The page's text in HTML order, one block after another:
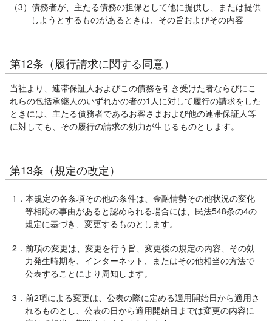
（3）債務者が、主たる債務の担保として他に提供し、または提供
しようとするものがあるときは、その旨およびその内容
第12条（履行請求に関する同意）
当社より、連帯保証人およびこの債務を引き受けた者ならびにこ
れらの包括承継人のいずれかの者の1人に対して履行の請求をした
ときには、主たる債務者であるお客さまおよび他の連帯保証人等
に対しても、その履行の請求の効力が生じるものとします。
第13条（規定の改定）
1．本規定の各条項その他の条件は、金融情勢その他状況の変化
等相応の事由があると認められる場合には、民法548条の4の
規定に基づき、変更するものとします。
2．前項の変更は、変更を行う旨、変更後の規定の内容、その効
力発生時期を、インターネット、またはその他相当の方法で
公表することにより周知します。
3．前2項による変更は、公表の際に定める適用開始日から適用さ
れるものとし、公表の日から適用開始日までは変更の内容に